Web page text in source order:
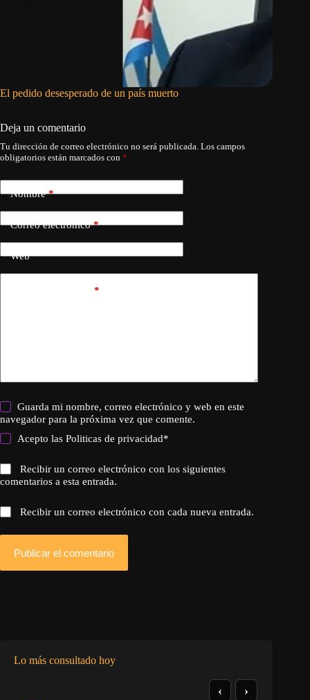
El pedido desesperado de un país muerto
Deja un comentario
Tu dirección de correo electrónico no será publicada. Los campos
obligatorios están marcados con *
Nombre*
Correo electrónico*
Web
*
Guarda mi nombre, correo electrónico y web en este
navegador para la próxima vez que comente.
Acepto lasPoliticas de privacidad*
Recibir un correo electrónico con los siguientes
comentarios a esta entrada.
Recibir un correo electrónico con cada nueva entrada.
Publicar el comentario
Lo más consultado hoy
‹ ›